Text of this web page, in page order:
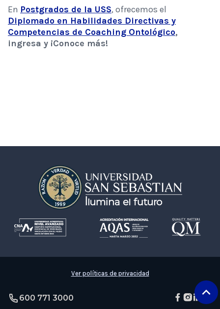
En Postgrados de la USS, ofrecemos el
Diplomado en Habilidades Directivas y
Competencias de Coaching Ontológico,
ingresa y ¡Conoce más!
Ver políticas de privacidad
600 771 3000